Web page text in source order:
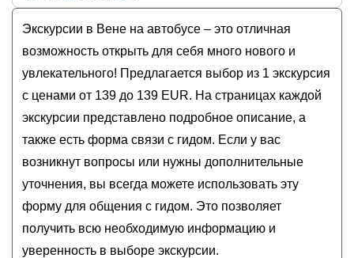
Бельведер
Венская ратуша
Хофбург
Гальштат — альпийская открытка
2026года от 139до 139 EUR
Экскурсии в Вене на автобусе – это отличная
возможность открыть для себя много нового и
увлекательного! Предлагается выбор из 1 экскурсия
с ценами от 139 до 139 EUR. На страницах каждой
экскурсии представлено подробное описание, а
также есть форма связи с гидом. Если у вас
возникнут вопросы или нужны дополнительные
уточнения, вы всегда можете использовать эту
форму для общения с гидом. Это позволяет
получить всю необходимую информацию и
уверенность в выборе экскурсии.